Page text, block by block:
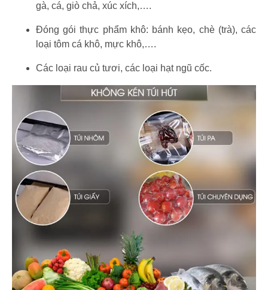
gà, cá, giò chả, xúc xích,….
Đóng gói thực phẩm khô: bánh kẹo, chè (trà), các
loại tôm cá khô, mực khô,….
Các loại rau củ tươi, các loại hạt ngũ cốc.